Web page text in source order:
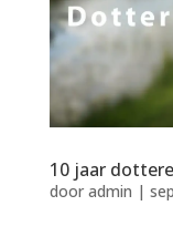
10 jaar
door admin |